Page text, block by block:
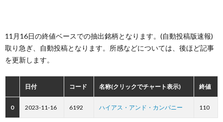
11月16日の終値ベースでの抽出銘柄となります。(自動投稿版速報)
取り急ぎ、自動投稿となります。所感などについては、後ほど記事
を更新します。
日付 コード 名称(クリックでチャート表示) 終値
0 2023-11-16 6192 ハイアス・アンド・カンパニー 110